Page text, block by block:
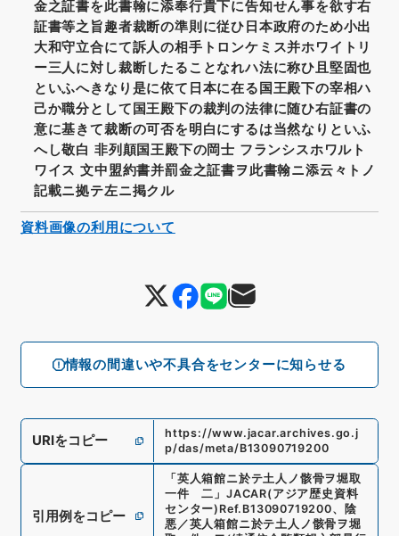
情報の間違いや不具合をセンターに知らせる
金之証書を此書翰に添奉行貴下に告知せん事を欲す右
証書等之旨趣者裁断の準則に従ひ日本政府のため小出
大和守立合にて訴人の相手トロンケミス并ホワイトリ
ー三人に対し裁断したることなれハ法に称ひ且堅固也
といふへきなり是に依て日本に在る国王殿下の宰相ハ
己か職分として国王殿下の裁判の法律に随ひ右証書の
意に基きて裁断の可否を明白にするは当然なりといふ
へし敬白 非列顛国王殿下の岡士 フランシスホワルト
ワイス 文中盟約書并罰金之証書ヲ此書翰ニ添云々トノ
記載ニ拠テ左ニ掲クル
URIをコピー
https://www.jacar.archives.go.j
p/das/meta/B13090719200
引用例をコピー
「英人箱館ニ於テ土人ノ骸骨ヲ堀取
一件 二 」 JACAR(アジア歴史資料
センター) Ref. B13090719200、 陰
悪／英人箱館ニ於テ土人ノ骸骨ヲ堀
資料画像の利用について